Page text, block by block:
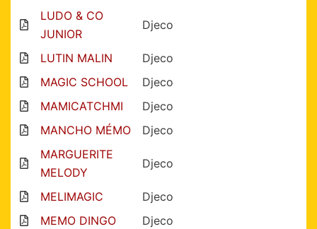
LUDO & CO
JUNIOR
Djeco
LUTIN MALIN
Djeco
MAGIC SCHOOL
Djeco
MAMICATCHMI
Djeco
MANCHO MÉMO
Djeco
MARGUERITE
MELODY
Djeco
MELIMAGIC
Djeco
MEMO DINGO
Djeco